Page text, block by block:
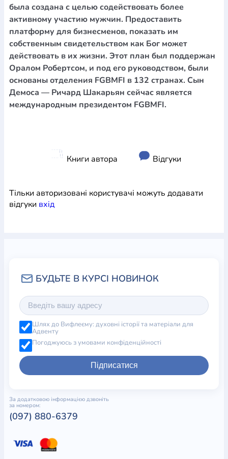
была создана с целью содействовать более
активному участию мужчин. Предоставить
платформу для бизнесменов, показать им
собственным свидетельством как Бог может
действовать в их жизни. Этот план был поддержан
Оралом Робертсом, и под его руководством, были
основаны отделения FGBMFI в 132 странах. Сын
Демоса — Ричард Шакарьян сейчас является
международным президентом FGBMFI.
Книги автора Відгуки
Тільки авторизовані користувачі можуть додавати
відгуки вхiд
Шлях до Вифлеєму: духовні історії та матеріали для
Адвенту
Погоджуюсь з умовами конфіденційності
Підписатися
За додатковою інформацією дзвоніть
за номером:
(097) 880-6379